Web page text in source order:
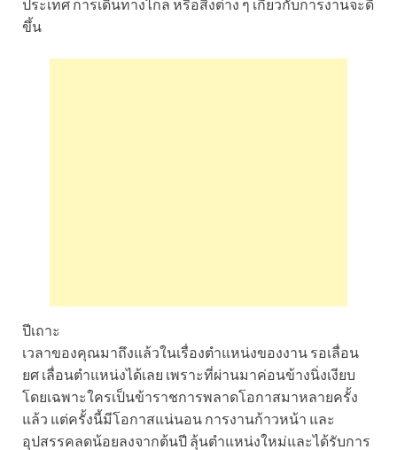
ประเทศ การเดินทางไกล หรือสิ่งต่าง ๆ เกี่ยวกับการงานจะดี
ขึ้น
ปีเถาะ
เวลาของคุณมาถึงแล้วในเรื่องตำแหน่งของงาน รอเลื่อน
ยศ เลื่อนตำแหน่งได้เลย เพราะที่ผ่านมาค่อนข้างนิ่งเงียบ
โดยเฉพาะใครเป็นข้าราชการพลาดโอกาสมาหลายครั้ง
แล้ว แต่ครั้งนี้มีโอกาสแน่นอน การงานก้าวหน้า และ
อุปสรรคลดน้อยลงจากต้นปี ลุ้นตำแหน่งใหม่และได้รับการ